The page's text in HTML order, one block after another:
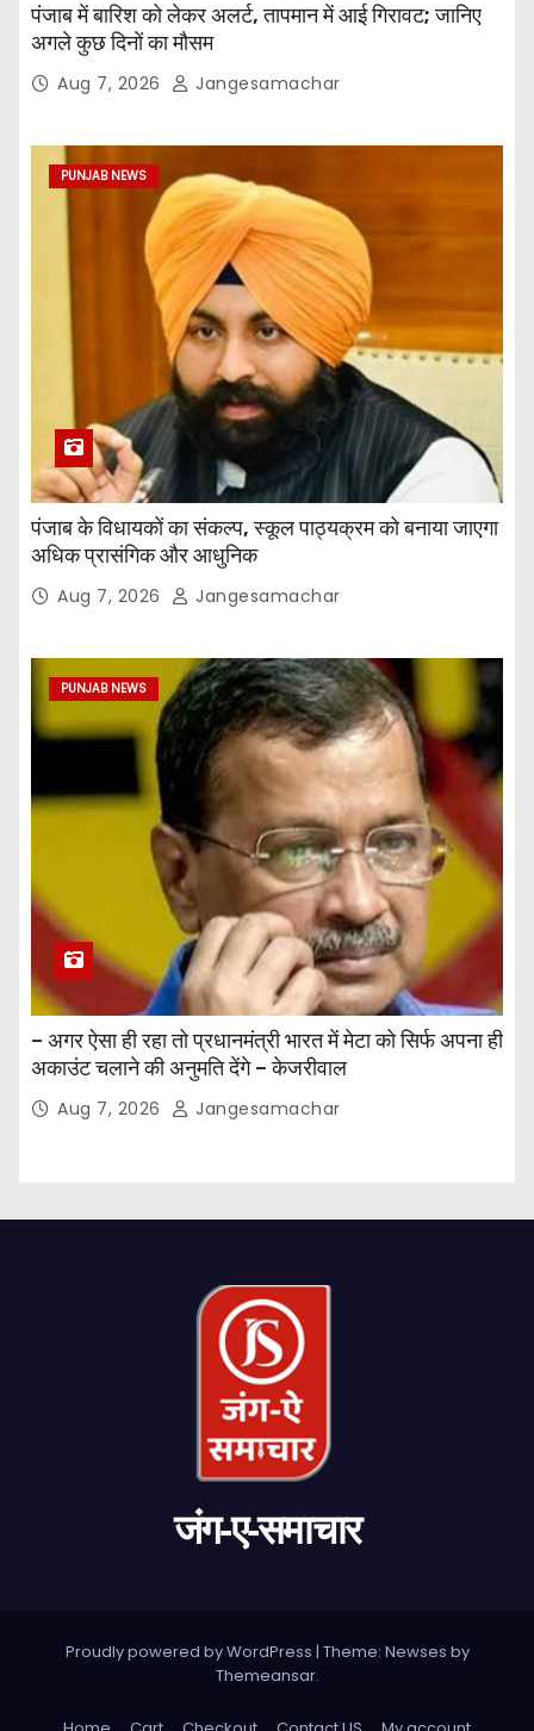
पंजाब में बारिश को लेकर अलर्ट, तापमान में आई गिरावट; जानिए
अगले कुछ दिनों का मौसम
Aug 7, 2026 Jangesamachar
PUNJAB NEWS
पंजाब के विधायकों का संकल्प, स्कूल पाठ्यक्रम को बनाया जाएगा
अधिक प्रासंगिक और आधुनिक
Aug 7, 2026 Jangesamachar
PUNJAB NEWS
– अगर ऐसा ही रहा तो प्रधानमंत्री भारत में मेटा को सिर्फ अपना ही
अकाउंट चलाने की अनुमति देंगे – केजरीवाल
Aug 7, 2026 Jangesamachar
जंग-ए-समाचार
Proudly powered by WordPress | Theme: Newses by
Themeansar.